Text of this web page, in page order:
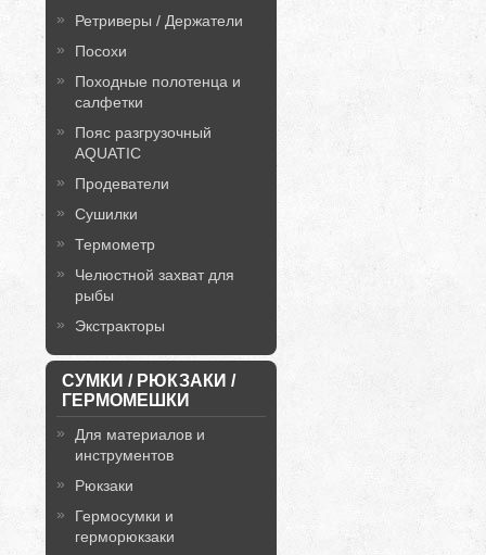
Ретриверы / Держатели
Посохи
Походные полотенца и
салфетки
Пояс разгрузочный
AQUATIC
Продеватели
Сушилки
Термометр
Челюстной захват для
рыбы
Экстракторы
СУМКИ / РЮКЗАКИ /
ГЕРМОМЕШКИ
Для материалов и
инструментов
Рюкзаки
Гермосумки и
герморюкзаки